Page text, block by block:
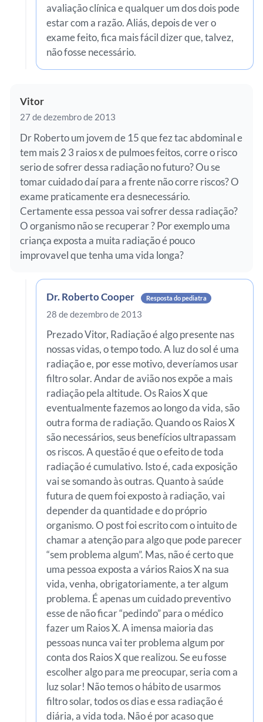
avaliação clínica e qualquer um dos dois pode
estar com a razão. Aliás, depois de ver o
exame feito, fica mais fácil dizer que, talvez,
não fosse necessário.
Vitor
27 de dezembro de 2013
Dr Roberto um jovem de 15 que fez tac abdominal e
tem mais 2 3 raios x de pulmoes feitos, corre o risco
serio de sofrer dessa radiação no futuro? Ou se
tomar cuidado daí para a frente não corre riscos? O
exame praticamente era desnecessário.
Certamente essa pessoa vai sofrer dessa radiação?
O organismo não se recuperar ? Por exemplo uma
criança exposta a muita radiação é pouco
improvavel que tenha uma vida longa?
Dr. Roberto Cooper Resposta do pediatra
28 de dezembro de 2013
Prezado Vitor, Radiação é algo presente nas
nossas vidas, o tempo todo. A luz do sol é uma
radiação e, por esse motivo, deveríamos usar
filtro solar. Andar de avião nos expõe a mais
radiação pela altitude. Os Raios X que
eventualmente fazemos ao longo da vida, são
outra forma de radiação. Quando os Raios X
são necessários, seus benefícios ultrapassam
os riscos. A questão é que o efeito de toda
radiação é cumulativo. Isto é, cada exposição
vai se somando às outras. Quanto à saúde
futura de quem foi exposto à radiação, vai
depender da quantidade e do próprio
organismo. O post foi escrito com o intuito de
chamar a atenção para algo que pode parecer
“sem problema algum”. Mas, não é certo que
uma pessoa exposta a vários Raios X na sua
vida, venha, obrigatoriamente, a ter algum
problema. É apenas um cuidado preventivo
esse de não ficar “pedindo” para o médico
fazer um Raios X. A imensa maioria das
pessoas nunca vai ter problema algum por
conta dos Raios X que realizou. Se eu fosse
escolher algo para me preocupar, seria com a
luz solar! Não temos o hábito de usarmos
filtro solar, todos os dias e essa radiação é
diária, a vida toda. Não é por acaso que